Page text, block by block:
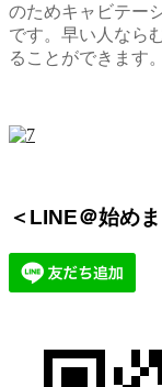
のためキャビテー
です。早い人なら
ることができます。
＜LINE＠始め